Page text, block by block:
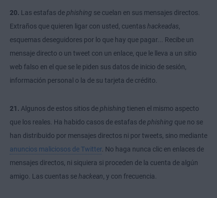
20. Las estafas dephishing se cuelan en sus mensajes directos.
Extraños que quieren ligar con usted, cuentas hackeadas,
esquemas deseguidores por lo que hay que pagar... Recibe un
mensaje directo o un tweet con un enlace, que le lleva a un sitio
web falso en el que se le piden sus datos de inicio de sesión,
información personal o la de su tarjeta de crédito.
21. Algunos de estos sitios dephishing tienen el mismo aspecto
que los reales. Ha habido casos de estafas dephishing que no se
han distribuido por mensajes directos ni por tweets, sino mediante
anuncios maliciosos de Twitter. No haga nunca clic en enlaces de
mensajes directos, ni siquiera si proceden de la cuenta de algún
amigo. Las cuentas sehackean, y con frecuencia.